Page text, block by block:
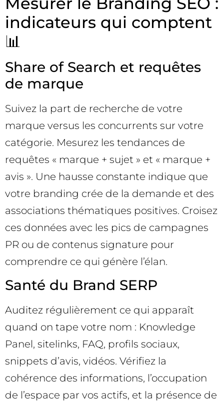
indicateurs qui comptent
📊
Share of Search et requêtes
de marque
Suivez la part de recherche de votre
marque versus les concurrents sur votre
catégorie. Mesurez les tendances de
requêtes « marque + sujet » et « marque +
avis ». Une hausse constante indique que
votre branding crée de la demande et des
associations thématiques positives. Croisez
ces données avec les pics de campagnes
PR ou de contenus signature pour
comprendre ce qui génère l’élan.
Santé du Brand SERP
Auditez régulièrement ce qui apparaît
quand on tape votre nom : Knowledge
Panel, sitelinks, FAQ, profils sociaux,
snippets d’avis, vidéos. Vérifiez la
cohérence des informations, l’occupation
de l’espace par vos actifs, et la présence de